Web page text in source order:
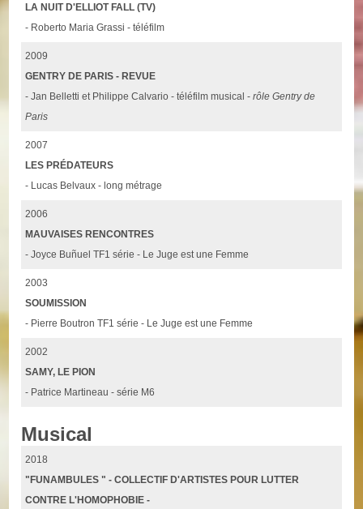
LA NUIT D'ELLIOT FALL (TV)
- Roberto Maria Grassi - téléfilm
2009
GENTRY DE PARIS - REVUE
- Jan Belletti et Philippe Calvario - téléfilm musical -rôle Gentry de
Paris
2007
LES PRÉDATEURS
- Lucas Belvaux - long métrage
2006
MAUVAISES RENCONTRES
- Joyce Buñuel TF1 série - Le Juge est une Femme
2003
SOUMISSION
- Pierre Boutron TF1 série - Le Juge est une Femme
2002
SAMY, LE PION
- Patrice Martineau - série M6
Musical
2018
"FUNAMBULES " - COLLECTIF D'ARTISTES POUR LUTTER
CONTRE L'HOMOPHOBIE -